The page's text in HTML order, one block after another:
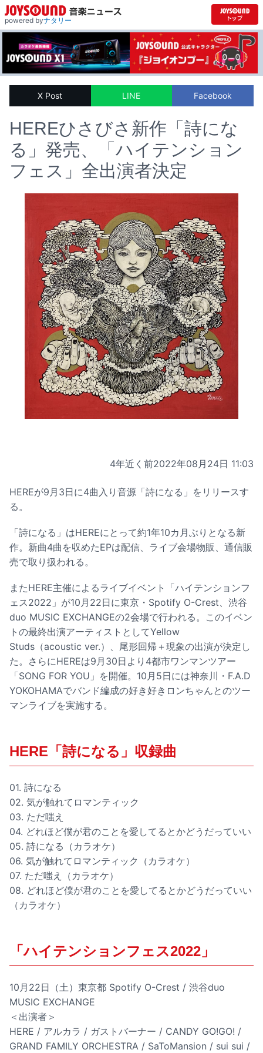
powered byナタリー
X Post LINE Facebook
HEREひさびさ新作「詩にな
る」発売、「ハイテンション
フェス」全出演者決定
4年近く前2022年08月24日 11:03
HEREが9月3日に4曲入り音源「詩になる」をリリースす
る。
「詩になる」はHEREにとって約1年10カ月ぶりとなる新
作。新曲4曲を収めたEPは配信、ライブ会場物販、通信販
売で取り扱われる。
またHERE主催によるライブイベント「ハイテンションフ
ェス2022」が10月22日に東京・Spotify O-Crest、渋谷
duo MUSIC EXCHANGEの2会場で行われる。このイベン
トの最終出演アーティストとしてYellow
Studs（acoustic ver.）、尾形回帰＋現象の出演が決定し
た。さらにHEREは9月30日より4都市ワンマンツアー
「SONG FOR YOU」を開催。10月5日には神奈川・F.A.D
YOKOHAMAでバンド編成の好き好きロンちゃんとのツー
マンライブを実施する。
HERE「詩になる」収録曲
01. 詩になる
02. 気が触れてロマンティック
03. ただ嗤え
04. どれほど僕が君のことを愛してるとかどうだっていい
05. 詩になる（カラオケ）
06. 気が触れてロマンティック（カラオケ）
07. ただ嗤え（カラオケ）
08. どれほど僕が君のことを愛してるとかどうだっていい
（カラオケ）
「ハイテンションフェス2022」
10月22日（土）東京都 Spotify O-Crest / 渋谷duo
MUSIC EXCHANGE
＜出演者＞
HERE / アルカラ / ガストバーナー / CANDY GO!GO! /
GRAND FAMILY ORCHESTRA / SaToMansion / sui sui /